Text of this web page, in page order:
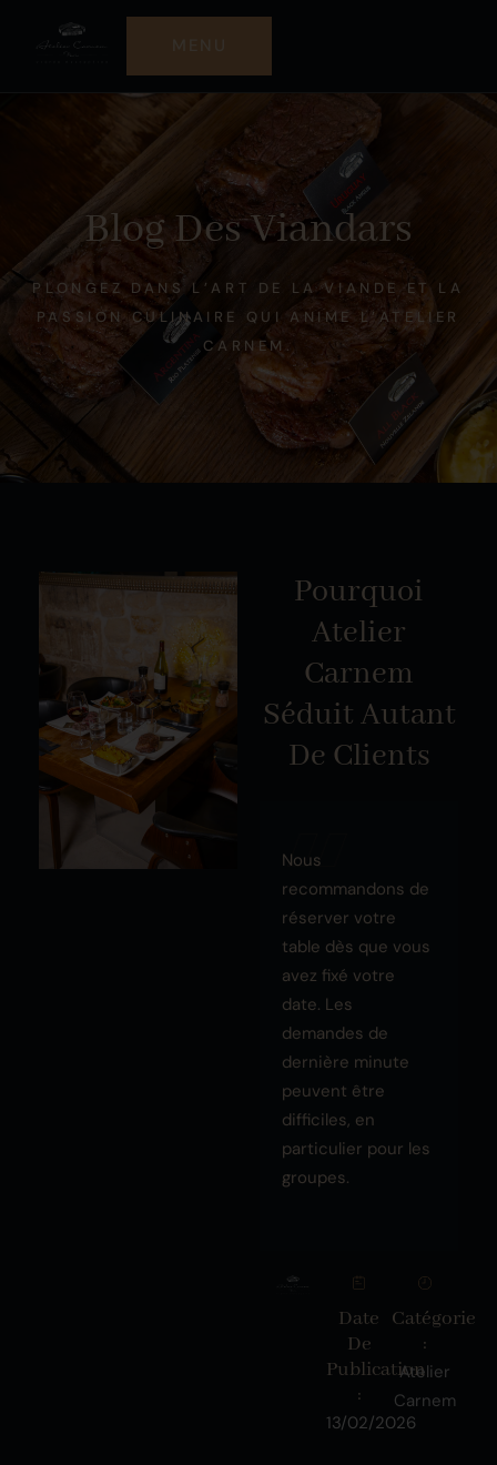
Blog Des Viandars
PLONGEZ DANS L’ART DE LA VIANDE ET LA
PASSION CULINAIRE QUI ANIME L’ATELIER
CARNEM.
Pourquoi
Atelier
Carnem
Séduit Autant
De Clients
Nous
recommandons de
réserver votre
table dès que vous
avez fixé votre
date. Les
demandes de
dernière minute
peuvent être
difficiles, en
particulier pour les
groupes.
Date
De
Publication
:
13/02/2026
Catégorie
:
Atelier
Carnem